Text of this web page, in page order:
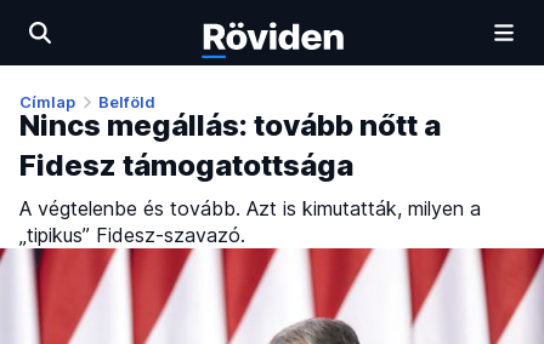
Címlap Belföld
Nincs megállás: tovább nőtt a
Fidesz támogatottsága
A végtelenbe és tovább. Azt is kimutatták, milyen a
„tipikus” Fidesz-szavazó.